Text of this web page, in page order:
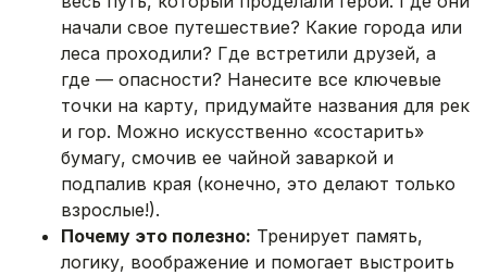
начали свое путешествие? Какие города или
леса проходили? Где встретили друзей, а
где — опасности? Нанесите все ключевые
точки на карту, придумайте названия для рек
и гор. Можно искусственно «состарить»
бумагу, смочив ее чайной заваркой и
подпалив края (конечно, это делают только
взрослые!).
Почему это полезно: Тренирует память,
логику, воображение и помогает выстроить